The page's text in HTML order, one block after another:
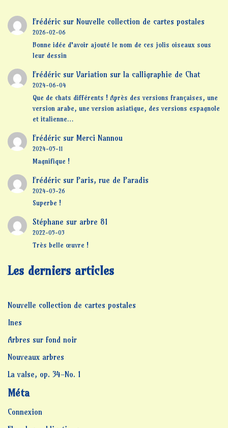
Frédéricsur Nouvelle collection de cartes postales
2026-02-06
Bonne idée d'avoir ajouté le nom de ces jolis oiseaux sous
leur dessin
Frédéricsur Variation sur la calligraphie de Chat
2024-06-04
Que de chats différents ! Après des versions françaises, une
version arabe, une version asiatique, des versions espagnole
et italienne…
Frédéricsur Merci Nannou
2024-05-11
Magnifique !
Frédéricsur Paris, rue de Paradis
2024-03-26
Superbe !
Stéphane sur arbre 81
2022-05-03
Très belle œuvre !
Les derniers articles
Nouvelle collection de cartes postales
Ines
Arbres sur fond noir
Nouveaux arbres
La valse, op. 34-No. 1
Méta
Connexion